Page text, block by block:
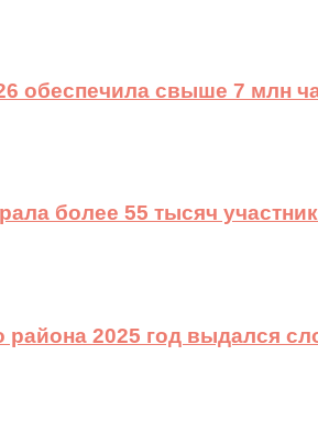
обеспечила свыше 7 млн
более 55 тысяч
2025 год выдался